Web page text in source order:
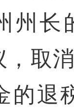
州长
，取
的退